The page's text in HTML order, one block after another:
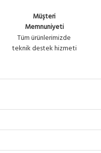
Müşteri
Memnuniyeti
Tüm ürünlerimizde
teknik destek hizmeti